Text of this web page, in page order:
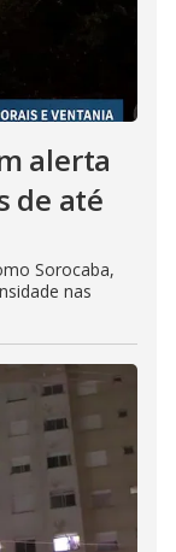
alerta
de até
Sorocaba,
nas